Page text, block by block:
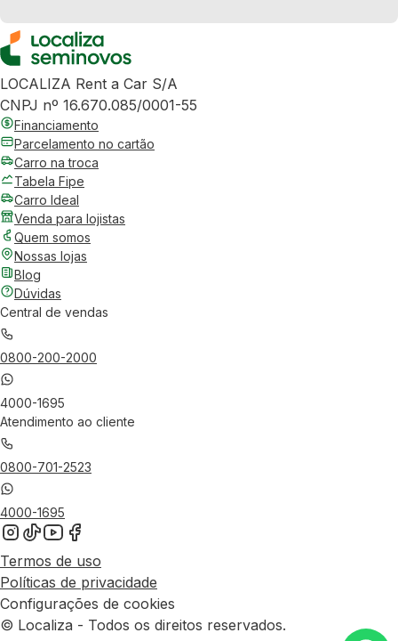
LOCALIZA Rent a Car S/A
CNPJ nº 16.670.085/0001-55
Financiamento
Parcelamento no cartão
Carro na troca
Tabela Fipe
Carro Ideal
Venda para lojistas
Quem somos
Nossas lojas
Blog
Dúvidas
Central de vendas
0800-200-2000
4000-1695
Atendimento ao cliente
0800-701-2523
4000-1695
Termos de uso
Políticas de privacidade
Configurações de cookies
© Localiza - Todos os direitos reservados.